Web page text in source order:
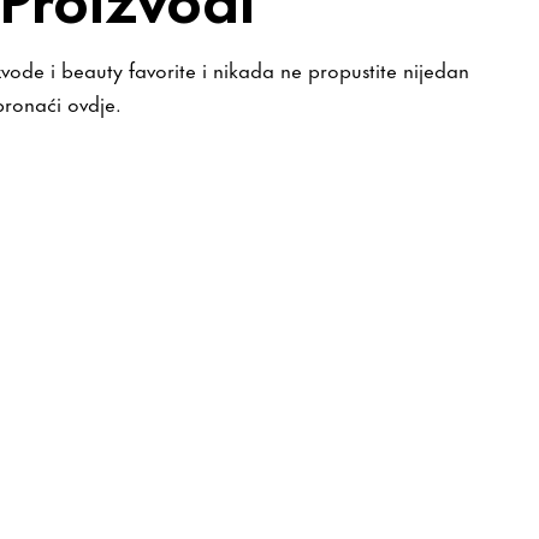
i beauty favorite i nikada ne propustite nijedan
ovdje.